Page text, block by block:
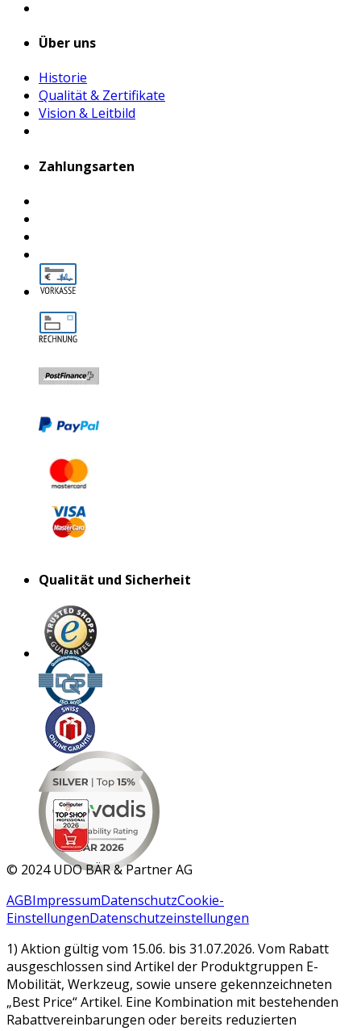
Über uns
Historie
Qualität & Zertifikate
Vision & Leitbild
Zahlungsarten
Qualität und Sicherheit
MAR 2026
© 2024 UDO BÄR & Partner AG
AGBImpressumDatenschutzCookie-
EinstellungenDatenschutzeinstellungen
1) Aktion gültig vom 15.06. bis 31.07.2026. Vom Rabatt
ausgeschlossen sind Artikel der Produktgruppen E-
Mobilität, Werkzeug, sowie unsere gekennzeichneten
„Best Price“ Artikel. Eine Kombination mit bestehenden
Rabattvereinbarungen oder bereits reduzierten